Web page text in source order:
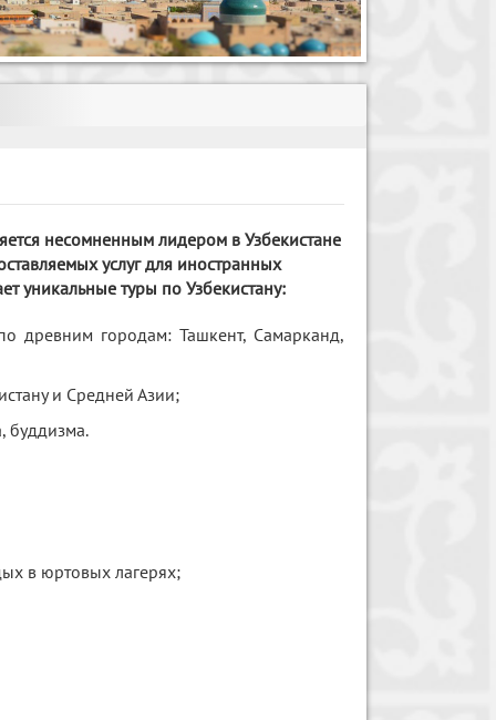
несомненным лидером в Узбекистане
услуг для иностранных
уникальные туры по Узбекистану:
древним городам: Ташкент, Самарканд,
и Средней Азии;
буддизма.
в юртовых лагерях;